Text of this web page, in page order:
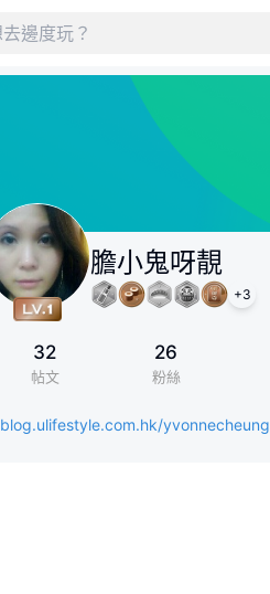
膽小鬼呀靚
+3
32
帖文
26
粉絲
blog.ulifestyle.com.hk/yvonnecheung